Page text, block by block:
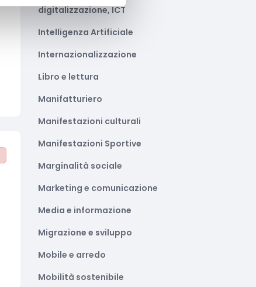
digitalizzazione, ICT
Intelligenza Artificiale
Internazionalizzazione
Libro e lettura
Manifatturiero
Manifestazioni culturali
Manifestazioni Sportive
Marginalità sociale
Marketing e comunicazione
Media e informazione
Migrazione e sviluppo
Mobile e arredo
Mobilità sostenibile